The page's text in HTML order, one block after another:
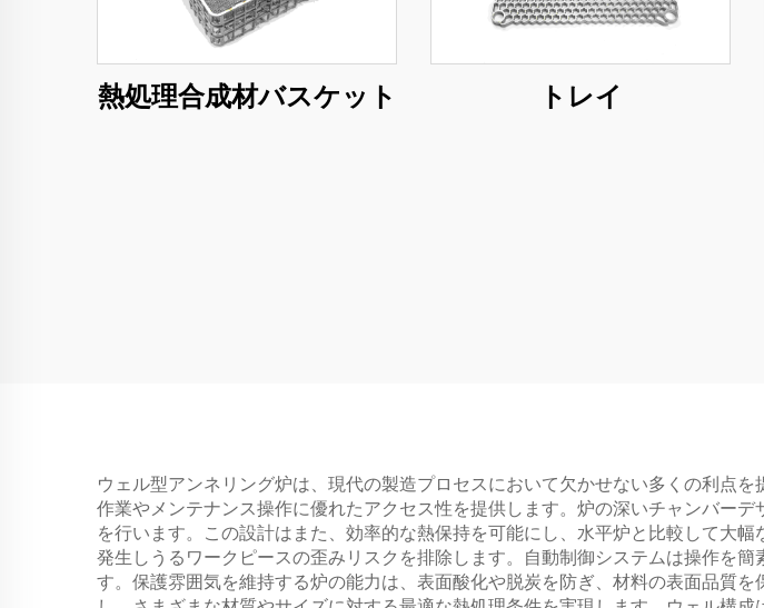
熱処理合成材バスケット トレイ
ウェル型アンネリング炉は、現代の製造プロセスにおいて欠かせない多くの利点
作業やメンテナンス操作に優れたアクセス性を提供します。炉の深いチャンバー
を行います。この設計はまた、効率的な熱保持を可能にし、水平炉と比較して大
発生しうるワークピースの歪みリスクを排除します。自動制御システムは操作を
す。保護雰囲気を維持する炉の能力は、表面酸化や脱炭を防ぎ、材料の表面品質